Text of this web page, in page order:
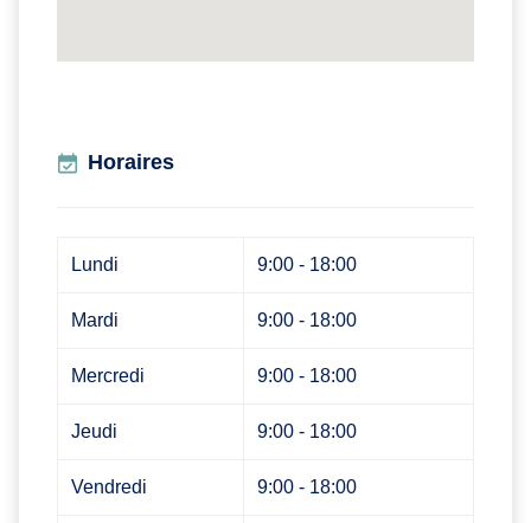
Horaires
Lundi 9:00 - 18:00
Mardi 9:00 - 18:00
Mercredi 9:00 - 18:00
Jeudi 9:00 - 18:00
Vendredi 9:00 - 18:00